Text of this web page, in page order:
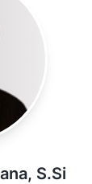
S.Si